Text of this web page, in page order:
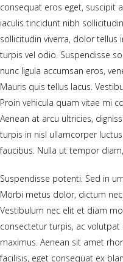
consequat eros eget, suscipit
iaculis tincidunt nibh
sollicitudin viverra, dolor tellus
turpis vel odio. Suspendisse
nunc ligula accumsan eros,
Mauris quis tellus lacus.
Proin vehicula quam vitae mi
Aenean at arcu ultricies,
turpis in nisl ullamcorper
faucibus. Nulla ut tempor
Suspendisse potenti. Sed in
Morbi metus dolor, dictum
Vestibulum nec elit et diam
consectetur turpis, ac volutpat
maximus. Aenean sit amet
facilisis, eget consequat ex